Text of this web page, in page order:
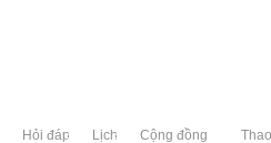
Hỏi đáp Lịch Cộng đồng